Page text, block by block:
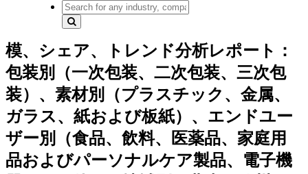
模、シェア、トレンド分析レポート：
包装別（一次包装、二次包装、三次包
装）、素材別（プラスチック、金属、
ガラス、紙および板紙）、エンドユー
ザー別（食品、飲料、医薬品、家庭用
品およびパーソナルケア製品、電子機